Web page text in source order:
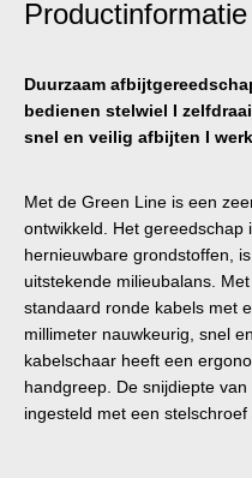
Productinformatie
Duurzaam
bedienen stelwiel I
snel en veilig afbijten I
Met de Green Line is een
ontwikkeld. Het gereedschap
hernieuwbare grondstoffen,
uitstekende milieubalans.
standaard ronde kabels met
millimeter nauwkeurig, snel
kabelschaar heeft een
handgreep. De snijdiepte
ingesteld met een
Het snijmes is zelfdraaiend